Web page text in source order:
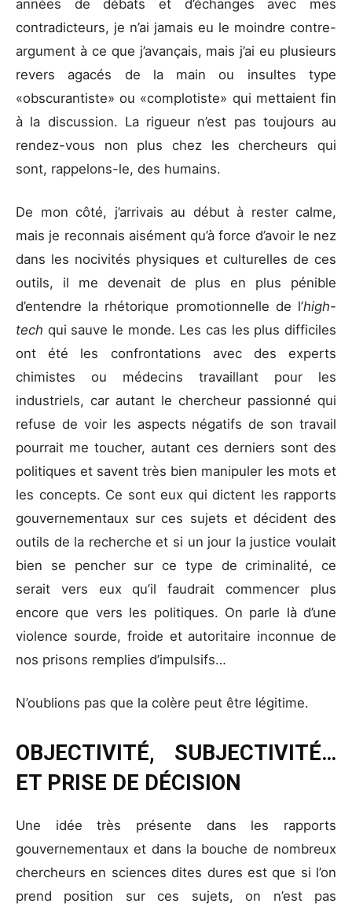
années de débats et d’échanges avec mes
contradicteurs, je n’ai jamais eu le moindre contre-
argument à ce que j’avançais, mais j’ai eu plusieurs
revers agacés de la main ou insultes type
«obscurantiste» ou «complotiste» qui mettaient fin
à la discussion. La rigueur n’est pas toujours au
rendez-vous non plus chez les chercheurs qui
sont, rappelons-le, des humains.
De mon côté, j’arrivais au début à rester calme,
mais je reconnais aisément qu’à force d’avoir le nez
dans les nocivités physiques et culturelles de ces
outils, il me devenait de plus en plus pénible
d’entendre la rhétorique promotionnelle de l’high-
tech qui sauve le monde. Les cas les plus difficiles
ont été les confrontations avec des experts
chimistes ou médecins travaillant pour les
industriels, car autant le chercheur passionné qui
refuse de voir les aspects négatifs de son travail
pourrait me toucher, autant ces derniers sont des
politiques et savent très bien manipuler les mots et
les concepts. Ce sont eux qui dictent les rapports
gouvernementaux sur ces sujets et décident des
outils de la recherche et si un jour la justice voulait
bien se pencher sur ce type de criminalité, ce
serait vers eux qu’il faudrait commencer plus
encore que vers les politiques. On parle là d’une
violence sourde, froide et autoritaire inconnue de
nos prisons remplies d’impulsifs…
N’oublions pas que la colère peut être légitime.
OBJECTIVITÉ, SUBJECTIVITÉ…
ET PRISE DE DÉCISION
Une idée très présente dans les rapports
gouvernementaux et dans la bouche de nombreux
chercheurs en sciences dites dures est que si l’on
prend position sur ces sujets, on n’est pas